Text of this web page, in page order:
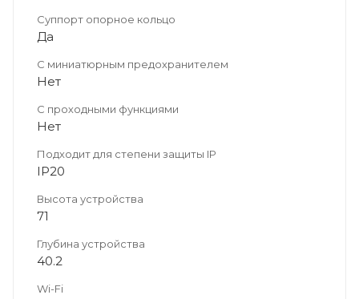
Суппорт опорное кольцо
Да
С миниатюрным предохранителем
Нет
С проходными функциями
Нет
Подходит для степени защиты IP
IP20
Высота устройства
71
Глубина устройства
40.2
Wi-Fi